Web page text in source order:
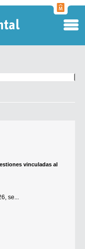
vinculadas al
se...